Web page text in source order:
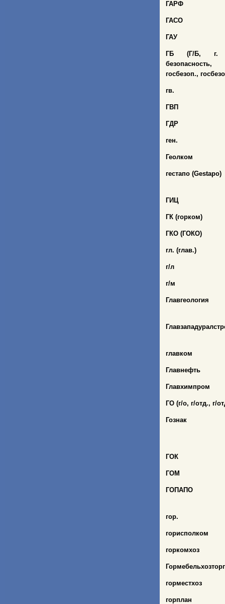
ГАРФ
ГАСО
ГАУ
ГБ (Г/Б, г.
госбезоп.,
гв.
ГВП
ГДР
ген.
Геолком
гестапо (Gestapо)
ГИЦ
ГК (горком)
ГКО (ГОКО)
гл. (глав.)
г/л
г/м
Главгеология
главком
Главнефть
Главхимпром
ГО (г/о, г/отд., г/
Гознак
ГОК
ГОМ
ГОПАПО
гор.
горисполком
горкомхоз
Гормебельхозторг
горместхоз
горплан